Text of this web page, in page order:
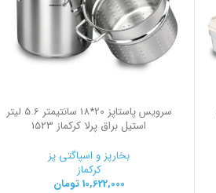
سرویس پاستاپز 20*18 سانتیمتر 5.6 لیتر
استیل براق پرلا کرکماز 1523
بخارپز و اسپاگتی پز
کرکماز
10,622,000تومان